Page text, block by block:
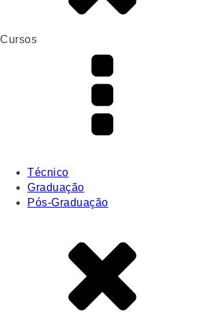
Cursos
Técnico
Graduação
Pós-Graduação